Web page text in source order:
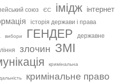
союз ЄС імідж інтернет
історія держави і права
вибори ГЕНДЕР державне
злочин ЗМІ
кримінальна
кримінальне право